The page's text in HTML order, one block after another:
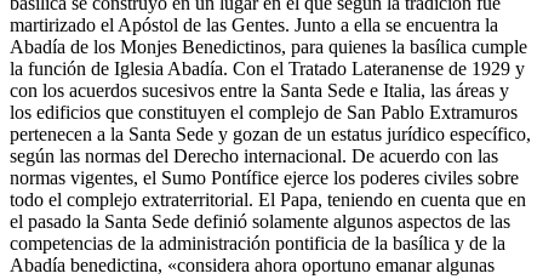
martirizado el Apóstol de las Gentes. Junto a ella se encuentra la
Abadía de los Monjes Benedictinos, para quienes la basílica cumple
la función de Iglesia Abadía. Con el Tratado Lateranense de 1929 y
con los acuerdos sucesivos entre la Santa Sede e Italia, las áreas y
los edificios que constituyen el complejo de San Pablo Extramuros
pertenecen a la Santa Sede y gozan de un estatus jurídico específico,
según las normas del Derecho internacional. De acuerdo con las
normas vigentes, el Sumo Pontífice ejerce los poderes civiles sobre
todo el complejo extraterritorial. El Papa, teniendo en cuenta que en
el pasado la Santa Sede definió solamente algunos aspectos de las
competencias de la administración pontificia de la basílica y de la
Abadía benedictina, «considera ahora oportuno emanar algunas